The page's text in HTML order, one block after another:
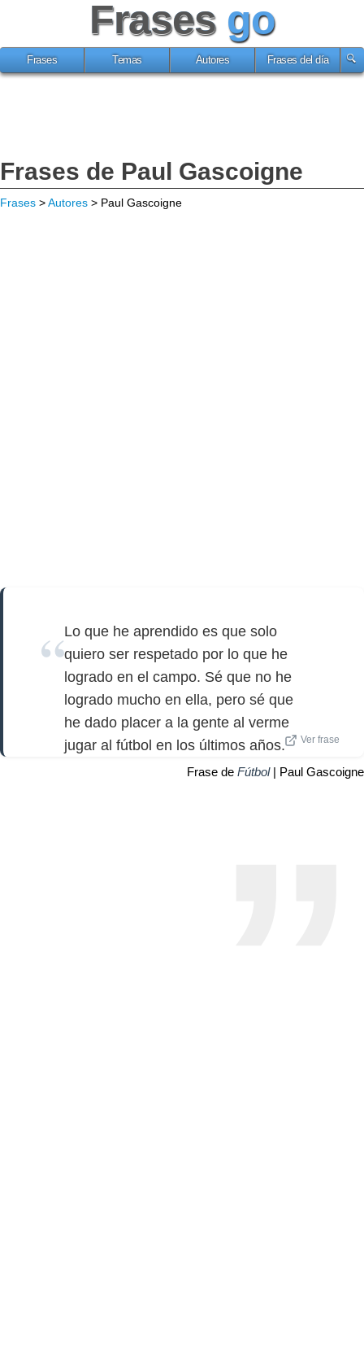
Frases go
Frases Temas Autores Frases del día
Frases de Paul Gascoigne
Frases >Autores > Paul Gascoigne
Lo que he aprendido es que solo
quiero ser respetado por lo que he
logrado en el campo. Sé que no he
logrado mucho en ella, pero sé que
he dado placer a la gente al verme
jugar al fútbol en los últimos años.
Ver frase
Frase de Fútbol| Paul Gascoigne